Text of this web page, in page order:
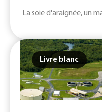
La soie d'araignée, un
Livre blanc